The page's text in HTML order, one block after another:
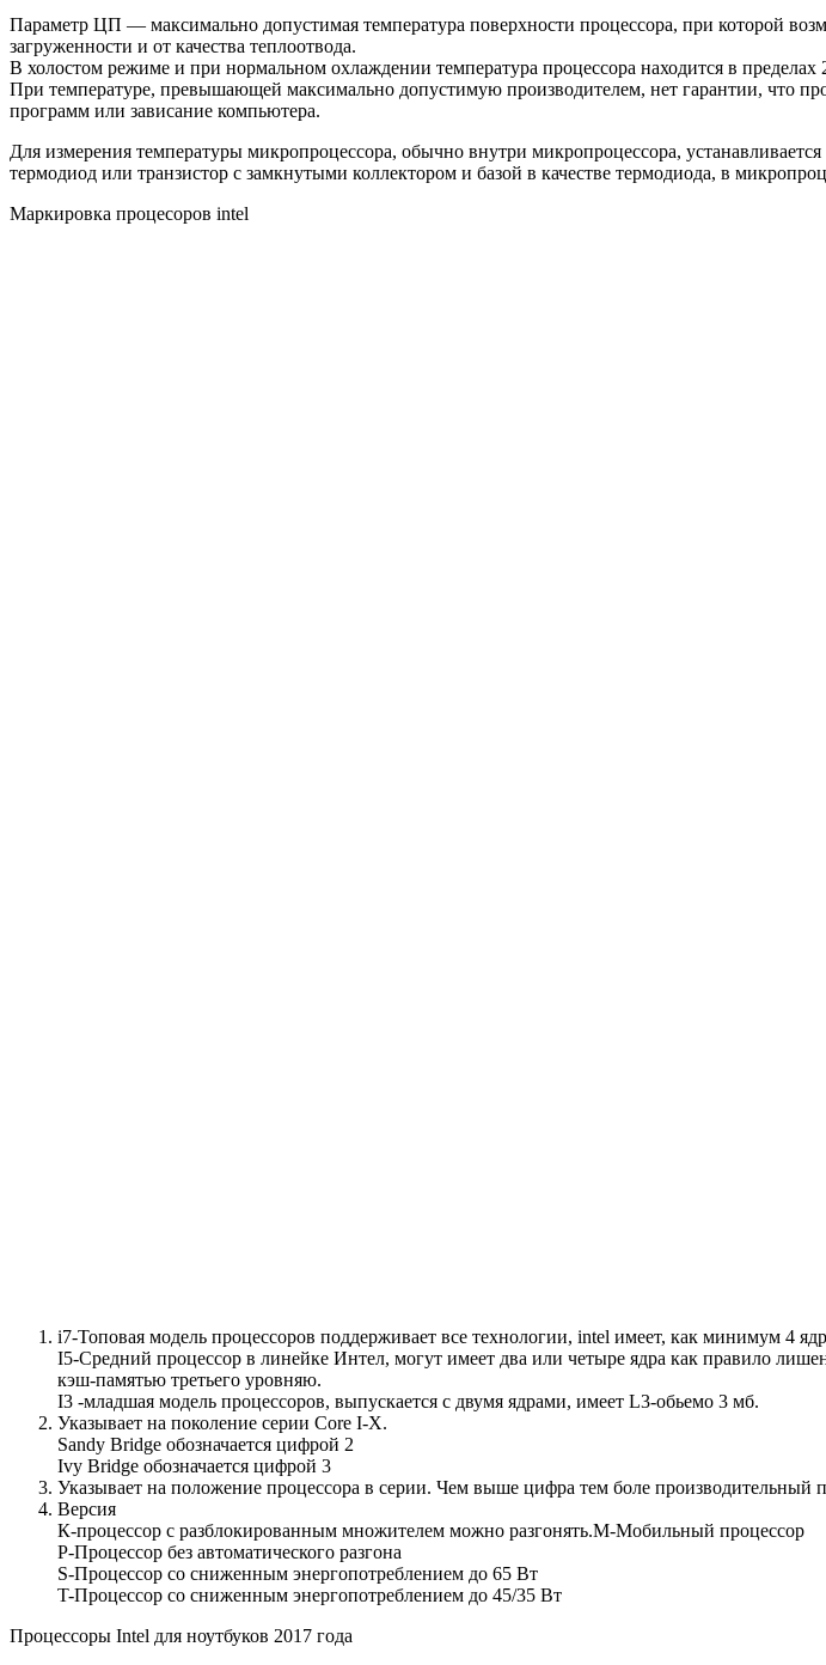
Параметр ЦП — максимально допустимая температура поверхности процессора, при которой
загруженности и от качества теплоотвода.
В холостом режиме и при нормальном охлаждении температура процессора находится в
При температуре, превышающей максимально допустимую производителем, нет гарантии, что
программ или зависание компьютера.
Для измерения температуры микропроцессора, обычно внутри микропроцессора,
термодиод или транзистор с замкнутыми коллектором и базой в качестве термодиода, в
Маркировка процесоров intel
i7-Топовая модель процессоров поддерживает все технологии, intel имеет, как минимум 4
I5-Средний процессор в линейке Интел, могут имеет два или четыре ядра как правило
кэш-памятью третьего уровняю.
I3 -младшая модель процессоров, выпускается с двумя ядрами, имеет L3-обьемо 3 мб.
Указывает на поколение серии Core I-X.
Sandy Bridge обозначается цифрой 2
Ivy Bridge обозначается цифрой 3
Указывает на положение процессора в серии. Чем выше цифра тем боле производительный
Версия
К-процессор с разблокированным множителем можно разгонять.М-Мобильный процессор
P-Процессор без автоматического разгона
S-Процессор со сниженным энергопотреблением до 65 Вт
T-Процессор со сниженным энергопотреблением до 45/35 Вт
Процессоры Intel для ноутбуков 2017 года